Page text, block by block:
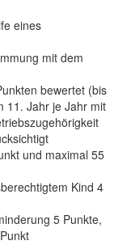
eines
mit dem
bewertet (bis
11. Jahr je Jahr mit
und maximal 55
Kind 4
5 Punkte,